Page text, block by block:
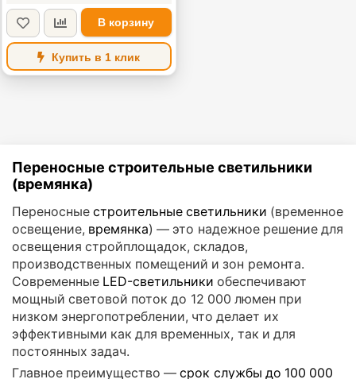
В корзину
Купить в 1 клик
Переносные строительные светильники
(времянка)
Переносныестроительные светильники (временное
освещение, времянка) — это надежное решение для
освещения стройплощадок, складов,
производственных помещений и зон ремонта.
Современные LED-светильники обеспечивают
мощный световой поток до 12 000 люмен при
низком энергопотреблении, что делает их
эффективными как для временных, так и для
постоянных задач.
Главное преимущество —срок службы до 100 000